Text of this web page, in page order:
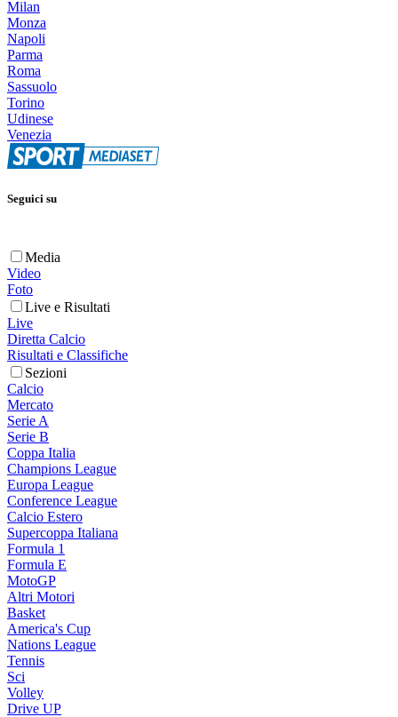
Milan
Monza
Napoli
Parma
Roma
Sassuolo
Torino
Udinese
Venezia
Seguici su
Media
Video
Foto
Live e Risultati
Live
Diretta Calcio
Risultati e Classifiche
Sezioni
Calcio
Mercato
Serie A
Serie B
Coppa Italia
Champions League
Europa League
Conference League
Calcio Estero
Supercoppa Italiana
Formula 1
Formula E
MotoGP
Altri Motori
Basket
America's Cup
Nations League
Tennis
Sci
Volley
Drive UP